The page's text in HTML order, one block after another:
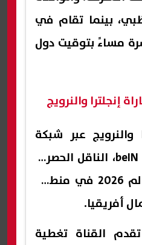
بينما تقام في
مساءً بتوقيت دول
إنجلترا والنرويج
والنرويج عبر شبكة
قنوات beIN Sports Max، الناقل الحصري
لمباريات كأس العالم 2026 في منطقة
أفريقيا.
القناة تغطية